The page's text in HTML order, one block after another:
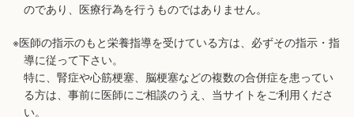
のであり、医療行為を行うものではありません。
※医師の指示のもと栄養指導を受けている方は、必ずその指示・指
導に従って下さい。
特に、腎症や心筋梗塞、脳梗塞などの複数の合併症を患ってい
る方は、事前に医師にご相談のうえ、当サイトをご利用くださ
い。